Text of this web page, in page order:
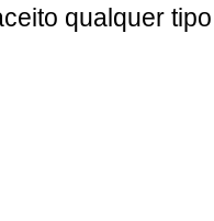
qualquer